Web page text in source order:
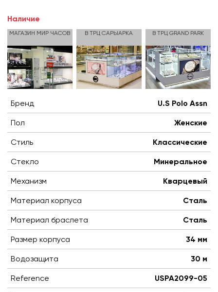
Наличие
МАГАЗИН МИР ЧАСОВ В ТРЦ САРЫАРКА В ТРЦ GRAND PARK
Бренд U.S Polo Assn
Пол Женские
Стиль Классические
Стекло Минеральное
Механизм Кварцевый
Материал корпуса Сталь
Материал браслета Сталь
Размер корпуса 34 мм
Водозащита 30 м
Reference USPA2099-05